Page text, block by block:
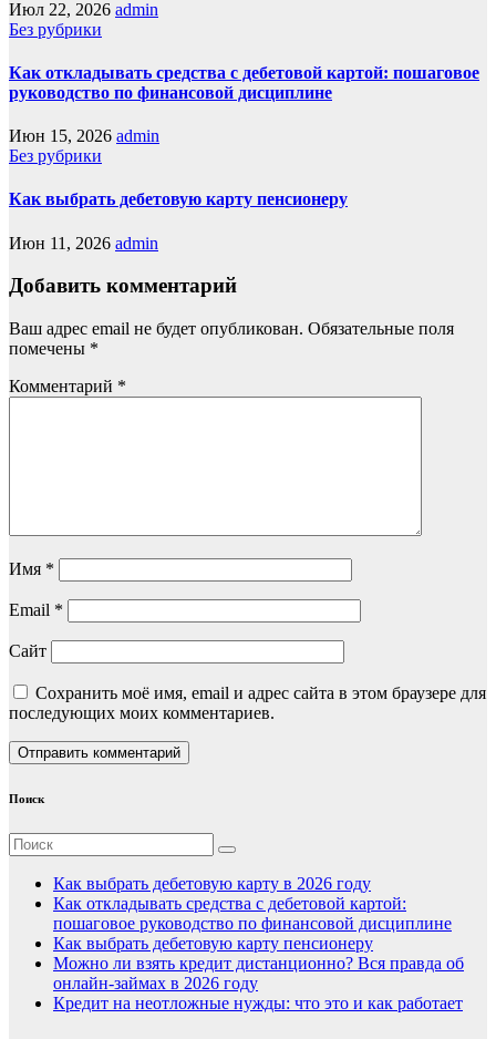
Июл 22, 2026 admin
Без рубрики
Как откладывать средства с дебетовой картой: пошаговое
руководство по финансовой дисциплине
Июн 15, 2026 admin
Без рубрики
Как выбрать дебетовую карту пенсионеру
Июн 11, 2026 admin
Добавить комментарий
Ваш адрес email не будет опубликован. Обязательные поля
помечены *
Комментарий *
Имя *
Email *
Сайт
Сохранить моё имя, email и адрес сайта в этом браузере для
последующих моих комментариев.
Поиск
Как выбрать дебетовую карту в 2026 году
Как откладывать средства с дебетовой картой:
пошаговое руководство по финансовой дисциплине
Как выбрать дебетовую карту пенсионеру
Можно ли взять кредит дистанционно? Вся правда об
онлайн-займах в 2026 году
Кредит на неотложные нужды: что это и как работает